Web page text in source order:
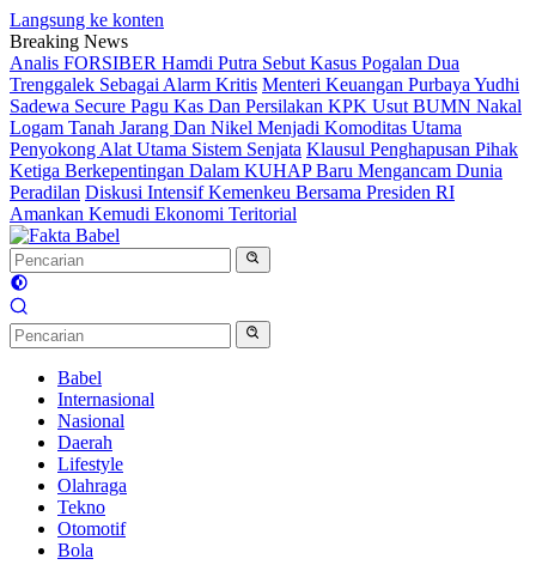
Langsung ke konten
Breaking News
Analis FORSIBER Hamdi Putra Sebut Kasus Pogalan Dua
Trenggalek Sebagai Alarm Kritis Menteri Keuangan Purbaya Yudhi
Sadewa Secure Pagu Kas Dan Persilakan KPK Usut BUMN Nakal
Logam Tanah Jarang Dan Nikel Menjadi Komoditas Utama
Penyokong Alat Utama Sistem Senjata Klausul Penghapusan Pihak
Ketiga Berkepentingan Dalam KUHAP Baru Mengancam Dunia
Peradilan Diskusi Intensif Kemenkeu Bersama Presiden RI
Amankan Kemudi Ekonomi Teritorial
Babel
Internasional
Nasional
Daerah
Lifestyle
Olahraga
Tekno
Otomotif
Bola